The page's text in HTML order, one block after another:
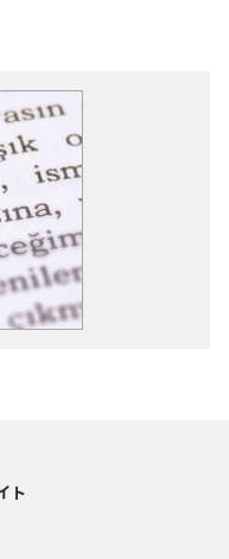
ト